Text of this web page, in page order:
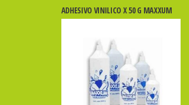
ADHESIVO VINILICO X 50 G MAXXUM